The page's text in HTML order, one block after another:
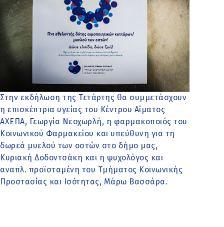
Στην εκδήλωση της Τετάρτης θα συμμετάσχουν
η επισκέπτρια υγείας του Κέντρου Αίματος
ΑΧΕΠΑ, Γεωργία Νεοχωρλή, η φαρμακοποιός του
Κοινωνικού Φαρμακείου και υπεύθυνη για τη
δωρεά μυελού των οστών στο δήμο μας,
Κυριακή Δοδοντσάκη και η ψυχολόγος και
αναπλ. προϊσταμένη του Τμήματος Κοινωνικής
Προστασίας και Ισότητας, Μάρω Βασσάρα.